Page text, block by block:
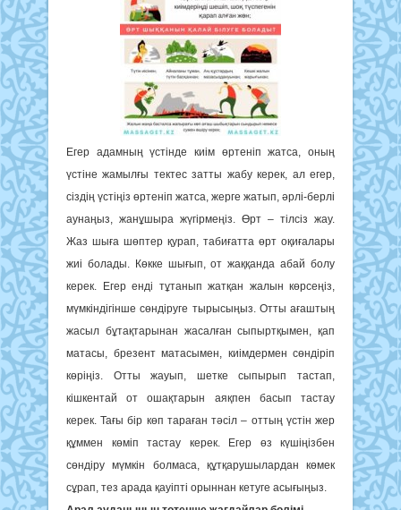
Егер адамның үстінде киім өртеніп жатса, оның
үстіне жамылғы тектес затты жабу керек, ал егер,
сіздің үстіңіз өртеніп жатса, жерге жатып, әрлі-берлі
аунаңыз, жанұшыра жүгірмеңіз. Өрт – тілсіз жау.
Жаз шыға шөптер қурап, табиғатта өрт оқиғалары
жиі болады. Көкке шығып, от жаққанда абай болу
керек. Егер енді тұтанып жатқан жалын көрсеңіз,
мүмкіндігінше сөндіруге тырысыңыз. Отты ағаштың
жасыл бұтақтарынан жасалған сыпыртқымен, қап
матасы, брезент матасымен, киімдермен сөндіріп
көріңіз. Отты жауып, шетке сыпырып тастап,
кішкентай от ошақтарын аяқпен басып тастау
керек. Тағы бір көп тараған тәсіл – оттың үстін жер
құммен көміп тастау керек. Егер өз күшіңізбен
сөндіру мүмкін болмаса, құтқарушылардан көмек
сұрап, тез арада қауіпті орыннан кетуге асығыңыз.